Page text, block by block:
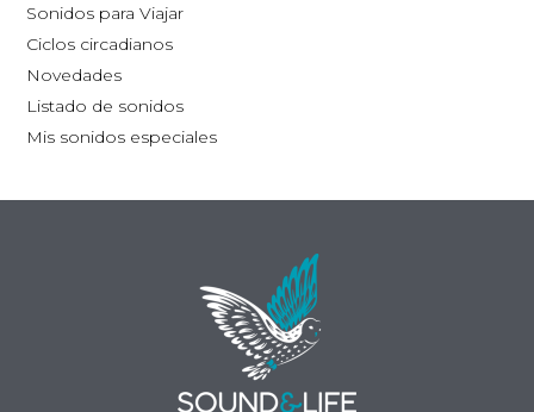
Sonidos para Viajar
Ciclos circadianos
Novedades
Listado de sonidos
Mis sonidos especiales